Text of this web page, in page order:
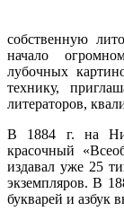
собственную
начало
лубочных
технику,
литераторов,
В 1884 г. на
красочный
издавал уже 25
экземпляров. В
букварей и азбук